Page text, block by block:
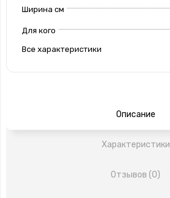
Ширина см
Для кого
Все характеристики
Описание
Характеристики
Отзывов (0)